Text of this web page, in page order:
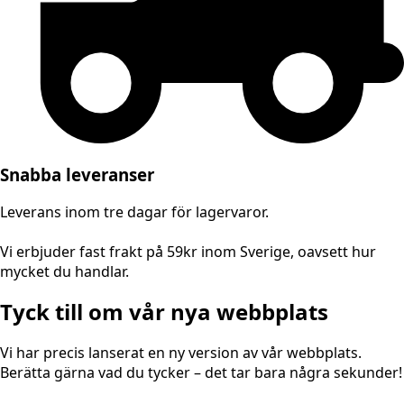
Snabba leveranser
Leverans inom tre dagar för lagervaror.
Vi erbjuder fast frakt på 59kr inom Sverige, oavsett hur
mycket du handlar.
Tyck till om vår nya webbplats
Vi har precis lanserat en ny version av vår webbplats.
Berätta gärna vad du tycker – det tar bara några sekunder!